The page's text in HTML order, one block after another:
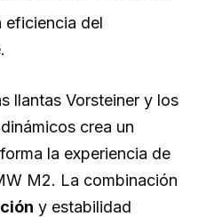
eficiencia del
llantas Vorsteiner y los
crea un
la experiencia de
M2. La combinación
y estabilidad